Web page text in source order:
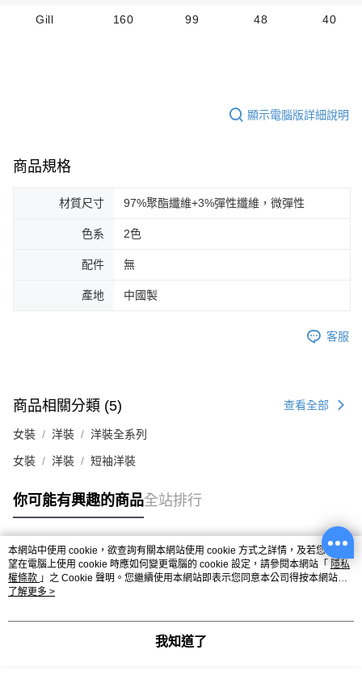
Gill 160 99 48 40
顯示電腦版詳細說明
商品規格
材質尺寸 97%聚酯纖維+3%彈性纖維，微彈性
色系 2色
配件 無
產地 中國製
客服
商品相關分類 (5) 查看全部
女裝 洋裝 洋裝全系列
女裝 洋裝 短袖洋裝
你可能有興趣的商品全站排行
熱門標籤
本網站中使用 cookie，欲查詢有關本網站使用 cookie 方式之詳情，及若您不希
望在電腦上使用 cookie 時應如何變更電腦的 cookie 設定，請參閱本網站「 隱私
權條款 」之 Cookie 聲明。您繼續使用本網站即表示您同意本公司得按本網站使
用條款之 Cookie 聲明使用 cookie。
了解更多 >
我知道了